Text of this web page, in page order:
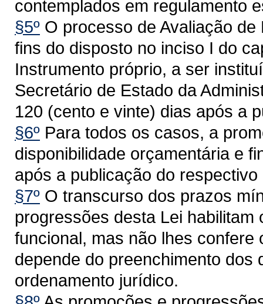
contemplados em regulamento
§5º O processo de Avaliação
fins do disposto no inciso I do
Instrumento próprio, a ser
Secretário de Estado da
120 (cento e vinte) dias após a
§6º Para todos os casos, a
disponibilidade orçamentária e
após a publicação do
§7º O transcurso dos prazos
progressões desta Lei
funcional, mas não lhes confere
depende do preenchimento dos
ordenamento jurídico.